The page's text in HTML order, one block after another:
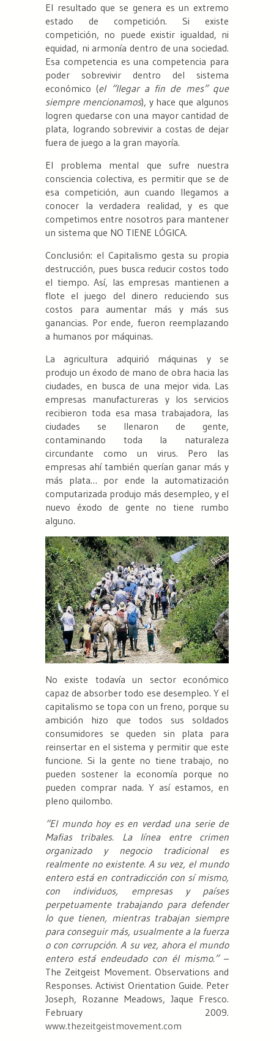
El resultado que se genera es un extremo
estado de competición. Si existe
competición, no puede existir igualdad, ni
equidad, ni armonía dentro de una sociedad.
Esa competencia es una competencia para
poder sobrevivir dentro del sistema
económico (el “llegar a fin de mes” que
siempre mencionamos), y hace que algunos
logren quedarse con una mayor cantidad de
plata, logrando sobrevivir a costas de dejar
fuera de juego a la gran mayoría.
El problema mental que sufre nuestra
consciencia colectiva, es permitir que se de
esa competición, aun cuando llegamos a
conocer la verdadera realidad, y es que
competimos entre nosotros para mantener
un sistema que NO TIENE LÓGICA.
Conclusión: el Capitalismo gesta su propia
destrucción, pues busca reducir costos todo
el tiempo. Así, las empresas mantienen a
flote el juego del dinero reduciendo sus
costos para aumentar más y más sus
ganancias. Por ende, fueron reemplazando
a humanos por máquinas.
La agricultura adquirió máquinas y se
produjo un éxodo de mano de obra hacia las
ciudades, en busca de una mejor vida. Las
empresas manufactureras y los servicios
recibieron toda esa masa trabajadora, las
ciudades se llenaron de gente,
contaminando toda la naturaleza
circundante como un virus. Pero las
empresas ahí también querían ganar más y
más plata… por ende la automatización
computarizada produjo más desempleo, y el
nuevo éxodo de gente no tiene rumbo
alguno.
No existe todavía un sector económico
capaz de absorber todo ese desempleo. Y el
capitalismo se topa con un freno, porque su
ambición hizo que todos sus soldados
consumidores se queden sin plata para
reinsertar en el sistema y permitir que este
funcione. Si la gente no tiene trabajo, no
pueden sostener la economía porque no
pueden comprar nada. Y así estamos, en
pleno quilombo.
“El mundo hoy es en verdad una serie de
Mafias tribales. La línea entre crimen
organizado y negocio tradicional es
realmente no existente. A su vez, el mundo
entero está en contradicción con sí mismo,
con individuos, empresas y países
perpetuamente trabajando para defender
lo que tienen, mientras trabajan siempre
para conseguir más, usualmente a la fuerza
o con corrupción. A su vez, ahora el mundo
entero está endeudado con él mismo.”–
The Zeitgeist Movement. Observations and
Responses. Activist Orientation Guide. Peter
Joseph, Rozanne Meadows, Jaque Fresco.
February 2009.
www.thezeitgeistmovement.com